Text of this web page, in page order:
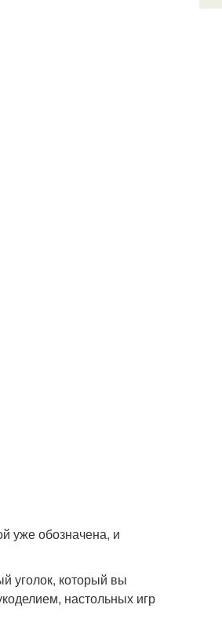
уже обозначена, и
уголок, который вы
настольных игр